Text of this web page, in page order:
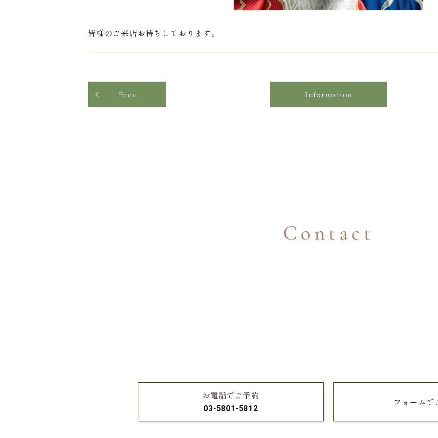
皆様のご来店お待ちしております。
Prev Information
Contact
お電話でご予約
03-5801-5812
フォームで